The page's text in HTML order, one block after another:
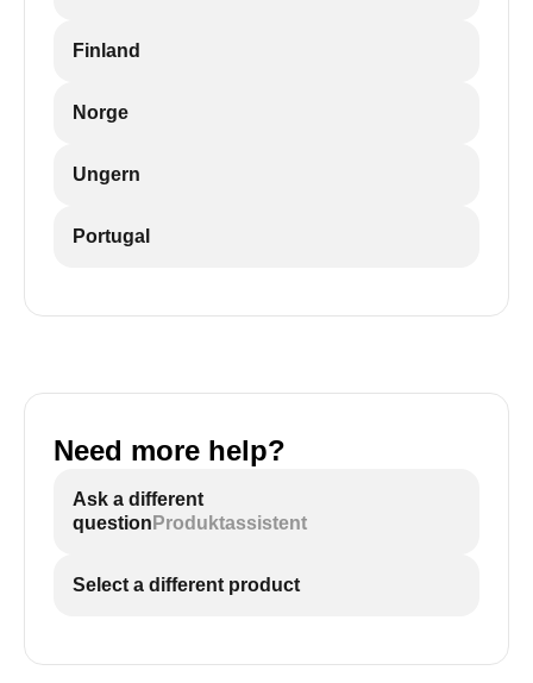
Finland
Norge
Ungern
Portugal
Need more help?
Ask a different
question Produktassistent
Select a different product